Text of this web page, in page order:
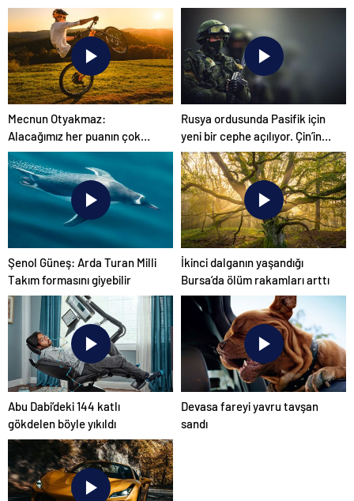
burada…
görmemiştiniz
Mecnun Otyakmaz:
Alacağımız her puanın çok
önemi var
Rusya ordusunda Pasifik için
yeni bir cephe açılıyor. Çin’in
ilk tepkisi!
Şenol Güneş: Arda Turan Milli
Takım formasını giyebilir
İkinci dalganın yaşandığı
Bursa’da ölüm rakamları arttı
Abu Dabi’deki 144 katlı
gökdelen böyle yıkıldı
Devasa fareyi yavru tavşan
sandı